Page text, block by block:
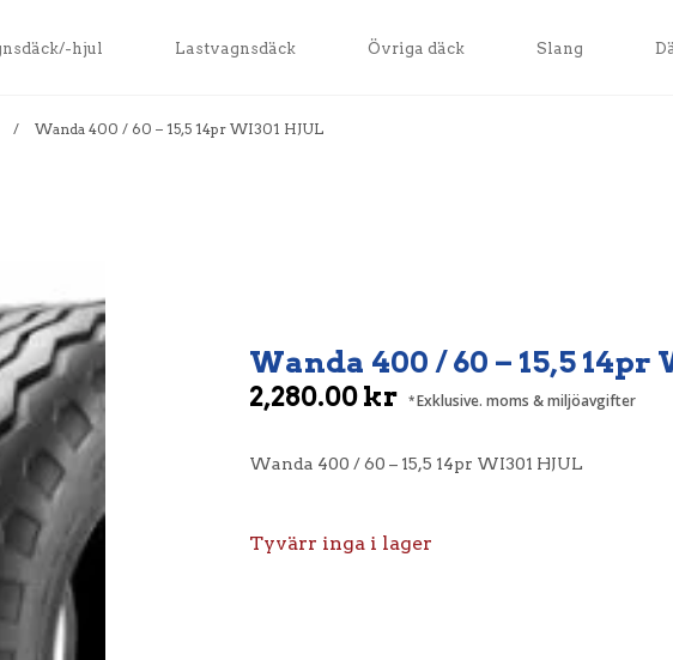
hjul Lastvagnsdäck Övriga däck Slang
/ Wanda 400 / 60 – 15,5 14pr WI301 HJUL
Wanda 400 / 60 – 15,5 14pr
2,280.00kr Exklusive. moms & miljöavgifter
Wanda 400 / 60 – 15,5 14pr WI301 HJUL
Tyvärr inga i lager